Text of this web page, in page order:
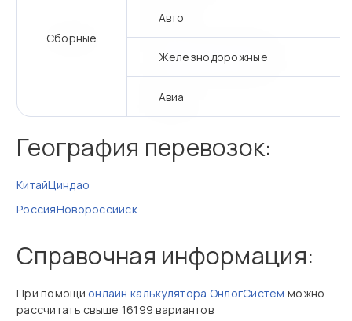
Сборные
Авто
Железнодорожные
Авиа
География перевозок:
КитайЦиндао
РоссияНовороссийск
Справочная информация:
При помощи онлайн калькулятора ОнлогСистем можно
рассчитать свыше 16199 вариантов